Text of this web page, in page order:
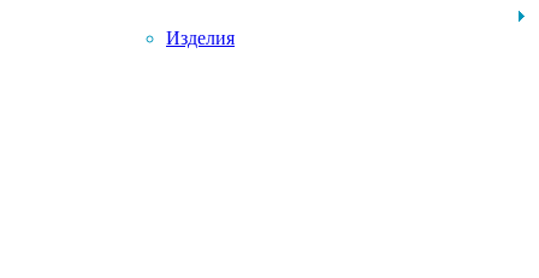
Изделия